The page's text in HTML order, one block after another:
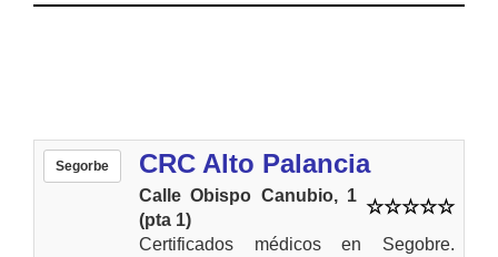
Segorbe CRC Alto Palancia
Calle Obispo Canubio, 1
(pta 1)
Certificados médicos en Segobre.